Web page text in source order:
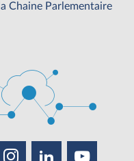
la Chaine Parlementaire